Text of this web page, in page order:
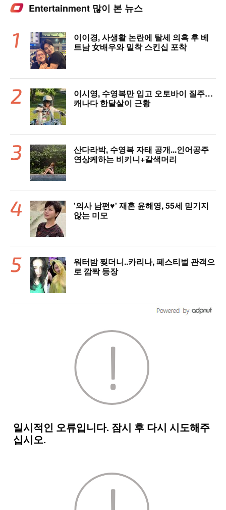
Entertainment 많이 본 뉴스
이이경, 사생활 논란에 탈세 의혹 후 베
트남 女배우와 밀착 스킨십 포착
이시영, 수영복만 입고 오토바이 질주…
캐나다 한달살이 근황
산다라박, 수영복 자태 공개...인어공주
연상케하는 비키니+갈색머리
'의사 남편♥' 재혼 윤해영, 55세 믿기지
않는 미모
워터밤 찢더니..카리나, 페스티벌 관객으
로 깜짝 등장